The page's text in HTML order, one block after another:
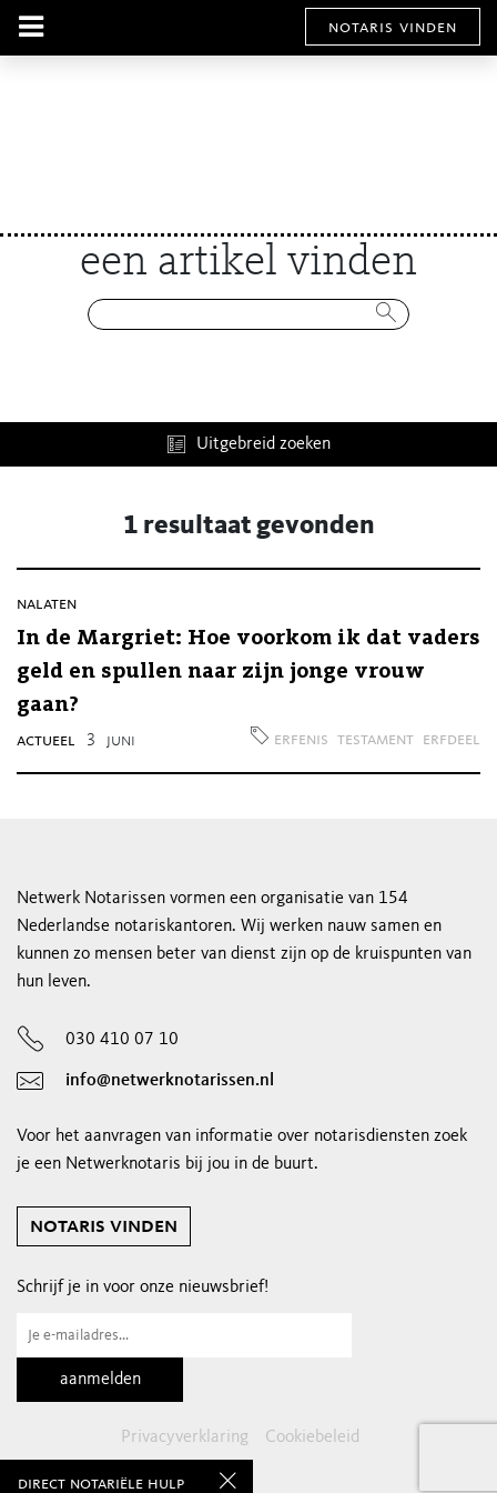
notaris vinden
een artikel vinden
Uitgebreid zoeken
1 resultaat gevonden
nalaten
In de Margriet: Hoe voorkom ik dat vaders
geld en spullen naar zijn jonge vrouw
gaan?
actueel 3 juni erfenis testament erfdeel
Netwerk Notarissen vormen een organisatie van 154
Nederlandse notariskantoren. Wij werken nauw samen en
kunnen zo mensen beter van dienst zijn op de kruispunten van
hun leven.
030 410 07 10
info@netwerknotarissen.nl
Voor het aanvragen van informatie over notarisdiensten zoek
je een Netwerknotaris bij jou in de buurt.
notaris vinden
Schrijf je in voor onze nieuwsbrief!
Privacyverklaring Cookiebeleid
direct notariële hulp